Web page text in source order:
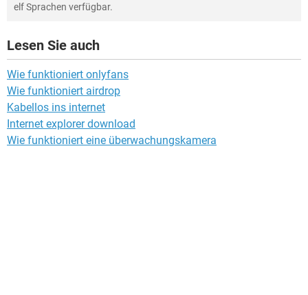
elf Sprachen verfügbar.
Lesen Sie auch
Wie funktioniert onlyfans
Wie funktioniert airdrop
Kabellos ins internet
Internet explorer download
Wie funktioniert eine überwachungskamera